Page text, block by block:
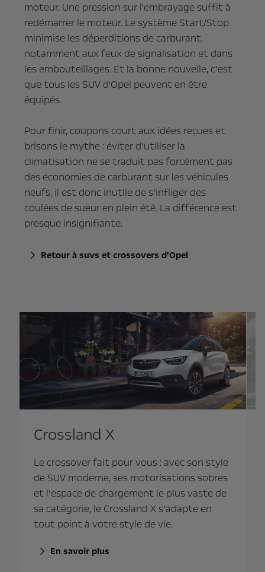
moteur. Une pression sur l'embrayage suffit à
redémarrer le moteur. Le système Start/Stop
minimise les déperditions de carburant,
notamment aux feux de signalisation et dans
les embouteillages. Et la bonne nouvelle, c’est
que tous les SUV d'Opel peuvent en être
équipés.
Pour finir, coupons court aux idées reçues et
brisons le mythe : éviter d’utiliser la
climatisation ne se traduit pas forcément pas
des économies de carburant sur les véhicules
neufs, il est donc inutile de s’infliger des
coulées de sueur en plein été. La différence est
presque insignifiante.
Retour à suvs et crossovers d'Opel
Crossland X
Le crossover fait pour vous : avec son style
de SUV moderne, ses motorisations sobres
et l’espace de chargement le plus vaste de
sa catégorie, le Crossland X s’adapte en
tout point à votre style de vie.
En savoir plus